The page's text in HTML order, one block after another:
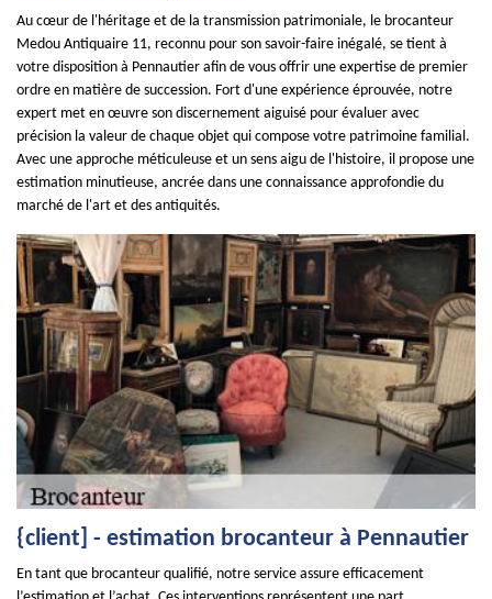
Au cœur de l'héritage et de la transmission patrimoniale, le brocanteur
Medou Antiquaire 11, reconnu pour son savoir-faire inégalé, se tient à
votre disposition à Pennautier afin de vous offrir une expertise de premier
ordre en matière de succession. Fort d'une expérience éprouvée, notre
expert met en œuvre son discernement aiguisé pour évaluer avec
précision la valeur de chaque objet qui compose votre patrimoine familial.
Avec une approche méticuleuse et un sens aigu de l'histoire, il propose une
estimation minutieuse, ancrée dans une connaissance approfondie du
marché de l'art et des antiquités.
{client] - estimation brocanteur à Pennautier
En tant que brocanteur qualifié, notre service assure efficacement